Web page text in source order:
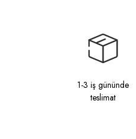
1-3 iş gününde
teslimat